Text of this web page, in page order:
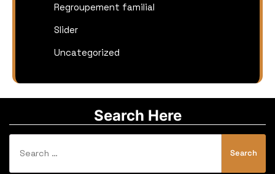
Regroupement familial
Slider
Uncategorized
Search Here
for: